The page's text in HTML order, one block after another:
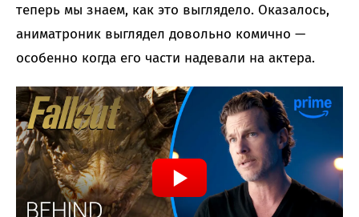
теперь мы знаем, как это выглядело. Оказалось,
аниматроник выглядел довольно комично —
особенно когда его части надевали на актера.